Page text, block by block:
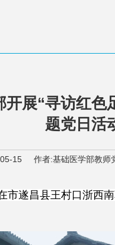
展“寻访红色
题党日活
15 作者:基础医学部教师
市遂昌县王村口浙西